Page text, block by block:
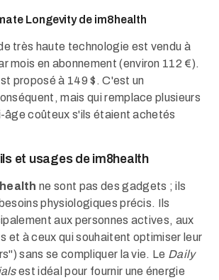
Longevity de im8health
très haute technologie est vendu à
mois en abonnement (environ 112 €).
proposé à 149 $. C'est un
mais qui remplace plusieurs
âge coûteux s'ils étaient achetés
et usages de im8health
ne sont pas des gadgets ; ils
physiologiques précis. Ils
aux personnes actives, aux
et à ceux qui souhaitent optimiser leur
sans se compliquer la vie. Le Daily
est idéal pour fournir une énergie